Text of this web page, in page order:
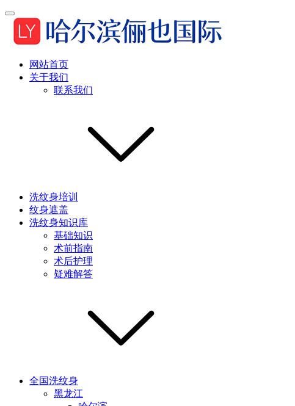
网站首页
关于我们
联系我们
洗纹身培训
纹身遮盖
洗纹身知识库
基础知识
术前指南
术后护理
疑难解答
全国洗纹身
黑龙江